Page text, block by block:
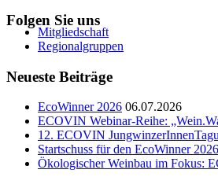
Folgen Sie uns
Mitgliedschaft
Regionalgruppen
Neueste Beiträge
EcoWinner 2026 06.07.2026
ECOVIN Webinar-Reihe:
12. ECOVIN
Startschuss für den EcoWinner
Ökologischer Weinbau im Fokus: